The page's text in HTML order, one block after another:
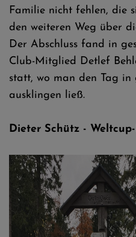
Familie nicht fehlen, die
den weiteren Weg über
Der Abschluss fand in
Club-Mitglied Detlef
statt, wo man den Tag
ausklingen ließ.
Dieter Schütz -